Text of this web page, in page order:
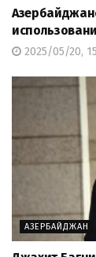
2025/05/20,
АЗЕРБАЙДЖАН